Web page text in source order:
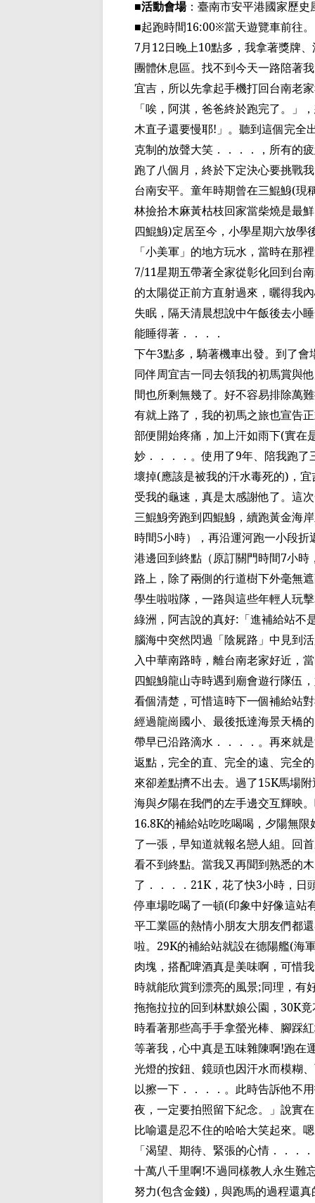
■活動會場： 臺南市安平港國家歷史
■起跑時間16:00※當天遊覽車前往。
7月12日晚上10點多，我拿著獎牌
團體休息區。找不到今天一路陪著
宜吉，所以先拿起手機打回台南老
「唉，阿淇，爸爸終於跑完了。」
木直子還要慢耶! 」。聽到這個完全
克制的放聲大笑．．．．，所有的
跑了八個月，終於下定決心要挑戰
台南安平。童年時期曾在三鯤鯓(現
林撿拾木麻黃枯枝回家當柴燒是最
四鯤鯓)定居至今，小學星期六放學
「小美軍」的地方玩水，當時在那
7/11星期五帶著全家從彰化回到台
的太陽從正前方直射過來， 曬得我
失眠，隔天清晨想說中午飯後去小
能睡得著．．．．
下午3點多，騎著機車出發。到了
同伴周宜吉一同去領我的初馬賞與
間也所剩無幾了。好不容易排除萬
有就上路了，我的初馬之旅也宣告
部便開始疼痛， 加上汗如雨下(實在
妙．．．．。使用了9年、陪我跑了
壞掉(應該是被我的汗水毒死的) ， 宜
受我的龜速，真是太感謝他了。這
三鯤鯓旁跑到四鯤鯓 ， 續跑黃金海
時間5小時），再沿運河跑一小段
港邊回到終點（原訂關門時間7小時
路上，除了兩側的行道樹下外毫無
學生啦啦隊，一路與這些年輕人玩
綠洲， 阿吉說的真好: 「進補給站
腦海中突然閃過「陰屍路 」中見到
入中華南路時，離台南老家好近，
四鯤鯓龍山寺時遇到廟會遊行隊伍
看個清楚， 可惜這時下一個補給站
經過龍崗國小、最後抵達海景天橋的
帶早已沿路滴水．．．．。再來就
返點，完全的直、完全的遠、完全
來卻差點擠不出去。過了15K馬場
海與夕陽在我們的左手邊交互輝映
16.8K的補給站吃吃喝喝，夕陽無
了一張，早知道就報名戀人組。回
看不到終點。當我又再聞到熟悉的
了．．．． 21K，花了快3小時，日
停車場吃喝了一頓(印象中好像這站
平工業區的熱情小朋友大朋友們都
啦。 29K的補給站就設在德陽艦(海
肉塊，搭配啤酒真是美味啊，可惜
時就能欣賞到漂亮的風景;同理，有
拖拖拉拉的回到林默娘公園， 30K竟
時看著那些高手手拿螢光棒、 腳踩
等著我，心中真是五味雜陳啊!跑在
光燈的按鈕、鏡頭也因汗水而模糊
以擦一下．．．．。此時告訴他不
夜，一定要拍照留下紀念。」說實
比喻還是忍不住的哈哈大笑起來。
「渴望、期待、緊張的心情．．．
十萬八千里啊!不過同樣教人永生難
努力(包含金錢) ，與跑馬的過程還